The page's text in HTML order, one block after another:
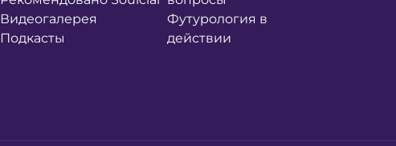
Видеогалерея
Подкасты
Футурология в
действии